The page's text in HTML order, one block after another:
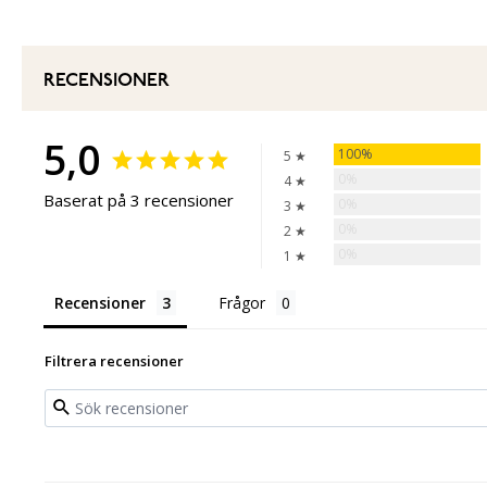
RECENSIONER
5,0
Baserat på 3 recensioner
5 ★ 100%
4 ★
3 ★
2 ★
1 ★
Recensioner Frågor
Filtrera recensioner